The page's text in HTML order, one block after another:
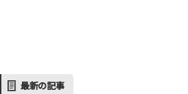
最新の記事